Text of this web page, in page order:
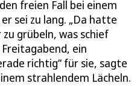
freien Fall bei einem
sei zu lang. „Da hatte
grübeln, was schief
ein
richtig“ für sie, sagte
strahlendem Lächeln.